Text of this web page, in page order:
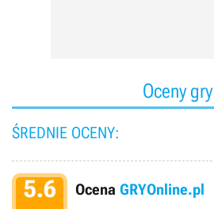
Oceny gry
ŚREDNIE OCENY:
5.6 Ocena GRYOnline.pl